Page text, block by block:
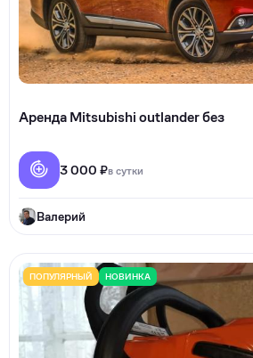
Аренда Mitsubishi outlander без
3 000 ₽в сутки
Валерий
ПОПУЛЯРНЫЙ НОВИНКА